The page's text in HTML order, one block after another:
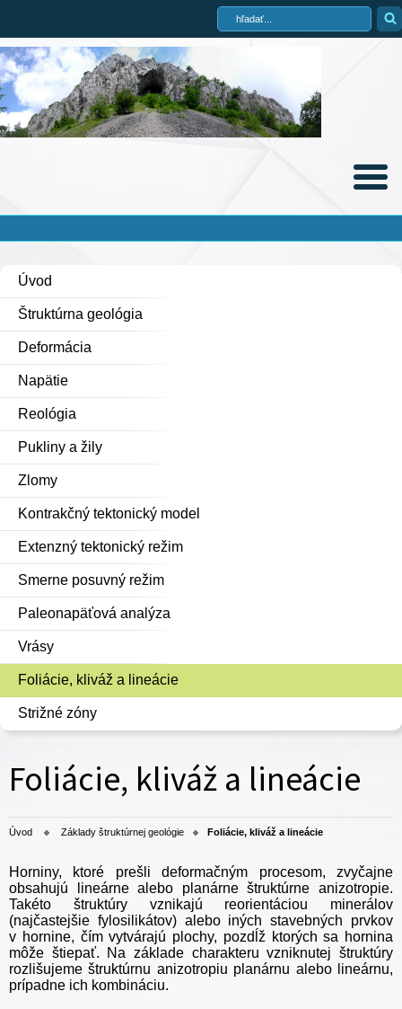
Úvod
Štruktúrna geológia
Deformácia
Napätie
Reológia
Pukliny a žily
Zlomy
Kontrakčný tektonický model
Extenzný tektonický režim
Smerne posuvný režim
Paleonapäťová analýza
Vrásy
Foliácie, kliváž a lineácie
Strižné zóny
Foliácie, kliváž a lineácie
Úvod Základy štruktúrnej geológie Foliácie, kliváž a lineácie
Horniny, ktoré prešli deformačným procesom, zvyčajne
obsahujú lineárne alebo planárne štruktúrne anizotropie.
Takéto štruktúry vznikajú reorientáciou minerálov
(najčastejšie fylosilikátov) alebo iných stavebných prvkov
v hornine, čím vytvárajú plochy, pozdĺž ktorých sa hornina
môže štiepať. Na základe charakteru vzniknutej štruktúry
rozlišujeme štruktúrnu anizotropiu planárnu alebo lineárnu,
prípadne ich kombináciu.